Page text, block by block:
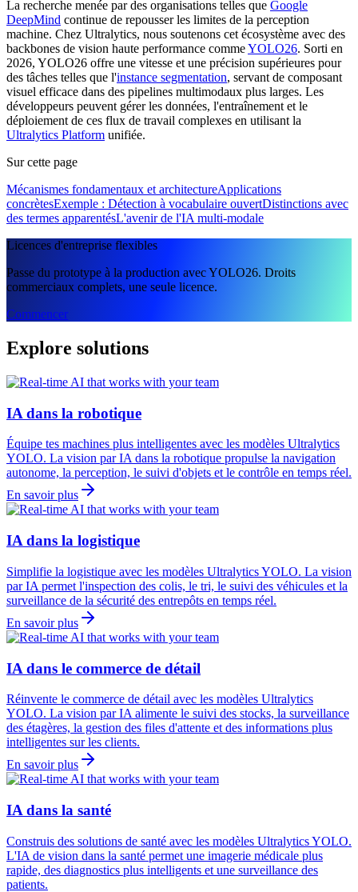
La recherche menée par des organisations telles que Google
DeepMind continue de repousser les limites de la perception
machine. Chez Ultralytics, nous soutenons cet écosystème avec des
backbones de vision haute performance commeYOLO26. Sorti en
2026, YOLO26 offre une vitesse et une précision supérieures pour
des tâches telles que l'instance segmentation, servant de composant
visuel efficace dans des pipelines multimodaux plus larges. Les
développeurs peuvent gérer les données, l'entraînement et le
déploiement de ces flux de travail complexes en utilisant la
Ultralytics Platform unifiée.
Sur cette page
Mécanismes fondamentaux et architectureApplications
concrètesExemple : Détection à vocabulaire ouvertDistinctions avec
des termes apparentésL'avenir de l'IA multi-modale
Licences d'entreprise flexibles
Passe du prototype à la production avec YOLO26. Droits
commerciaux complets, une seule licence.
Commencer
Explore solutions
IA dans la robotique
Équipe tes machines plus intelligentes avec les modèles Ultralytics
YOLO. La vision par IA dans la robotique propulse la navigation
autonome, la perception, le suivi d'objets et le contrôle en temps réel.
En savoir plus
IA dans la logistique
Simplifie la logistique avec les modèles Ultralytics YOLO. La vision
par IA permet l'inspection des colis, le tri, le suivi des véhicules et la
surveillance de la sécurité des entrepôts en temps réel.
En savoir plus
IA dans le commerce de détail
Réinvente le commerce de détail avec les modèles Ultralytics
YOLO. La vision par IA alimente le suivi des stocks, la surveillance
des étagères, la gestion des files d'attente et des informations plus
intelligentes sur les clients.
En savoir plus
IA dans la santé
Construis des solutions de santé avec les modèles Ultralytics YOLO.
L'IA de vision dans la santé permet une imagerie médicale plus
rapide, des diagnostics plus intelligents et une surveillance des
patients.